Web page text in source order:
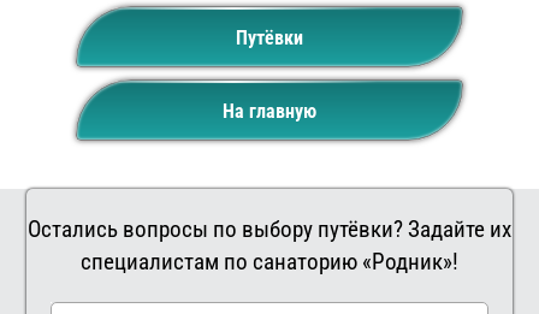
Путёвки
На главную
Остались вопросы по выбору путёвки? Задайте их
специалистам по санаторию «Родник»!